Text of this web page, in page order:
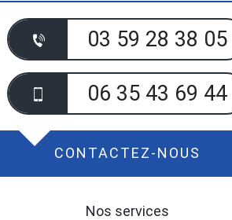
03 59 28 38 05
06 35 43 69 44
CONTACTEZ-NOUS
Nos services